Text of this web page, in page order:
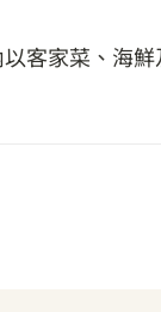
客家菜、海